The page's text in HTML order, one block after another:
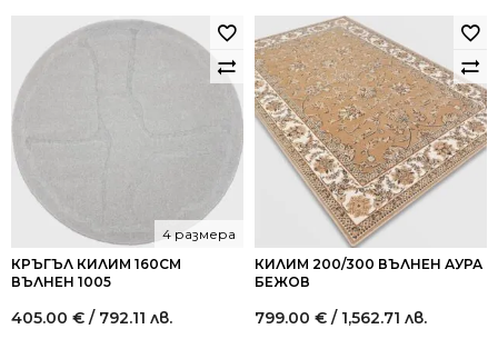
КРЪГЪЛ КИЛИМ 160СМ
ВЪЛНЕН 1005
4 размера
405.00 € / 792.11 лв.
КИЛИМ 200/300 ВЪЛНЕН АУРА
БЕЖОВ
799.00 € / 1,562.71 лв.